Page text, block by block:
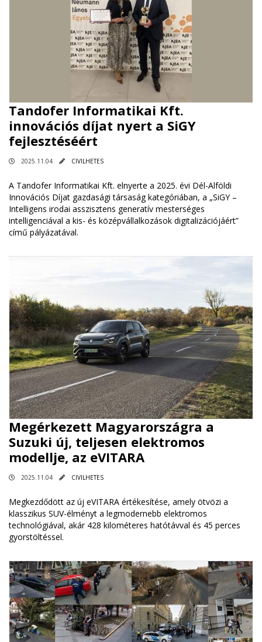
Tandofer Informatikai Kft.
innovációs díjat nyert a SiGY
fejlesztéséért
2025.11.04 CIVILHETES
A Tandofer Informatikai Kft. elnyerte a 2025. évi Dél-Alföldi
Innovációs Díjat gazdasági társaság kategóriában, a „SiGY –
Intelligens irodai asszisztens generatív mesterséges
intelligenciával a kis- és középvállalkozások digitalizációjáért”
című pályázatával.
Megérkezett Magyarországra a
Suzuki új, teljesen elektromos
modellje, az eVITARA
2025.11.04 CIVILHETES
Megkezdődött az új eVITARA értékesítése, amely ötvözi a
klasszikus SUV-élményt a legmodernebb elektromos
technológiával, akár 428 kilométeres hatótávval és 45 perces
gyorstöltéssel.